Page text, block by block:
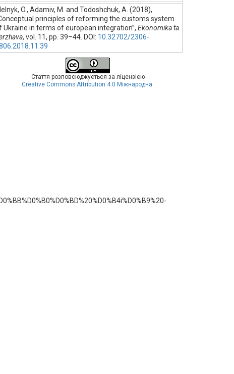
O., Adamiv, M. and Todoshchuk, A. (2018),
principles of reforming the сustoms system
Ukraine in terms of european integration”, Ekonomika ta
, vol. 11, pp. 39–44. DOI: 10.32702/2306-
Стаття розповсюджується за ліцензією
Creative Commons Attribution 4.0 Міжнародна.